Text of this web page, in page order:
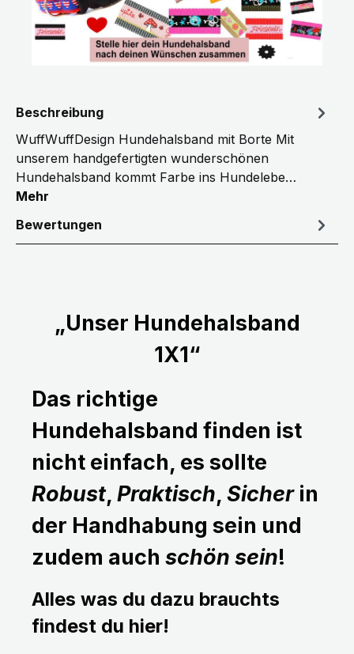
Beschreibung
WuffWuffDesign Hundehalsband mit Borte Mit
unserem handgefertigten wunderschönen
Hundehalsband kommt Farbe ins Hundelebe…
Mehr
Bewertungen
„Unser Hundehalsband
1X1“
Das richtige
Hundehalsband finden ist
nicht einfach, es sollte
Robust, Praktisch, Sicherin
der Handhabung sein und
zudem auch schön sein!
Alles was du dazu brauchts
findest du hier!